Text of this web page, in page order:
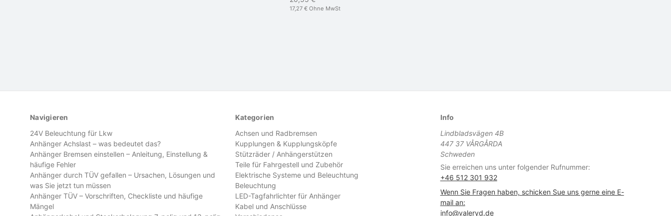
17,27 € Ohne MwSt
Navigieren
24V Beleuchtung für Lkw
Anhänger Achslast – was bedeutet das?
Anhänger Bremsen einstellen – Anleitung, Einstellung &
häufige Fehler
Anhänger durch TÜV gefallen – Ursachen, Lösungen und
was Sie jetzt tun müssen
Anhänger TÜV – Vorschriften, Checkliste und häufige
Mängel
Kategorien
Achsen und Radbremsen
Kupplungen & Kupplungsköpfe
Stützräder / Anhängerstützen
Teile für Fahrgestell und Zubehör
Elektrische Systeme und Beleuchtung
Beleuchtung
LED-Tagfahrlichter für Anhänger
Kabel und Anschlüsse
Info
Lindbladsvägen 4B
447 37 VÅRGÅRDA
Schweden
Sie erreichen uns unter folgender Rufnummer:
+46 512 301 932
Wenn Sie Fragen haben, schicken Sue uns gerne eine E-
mail an:
info@valeryd.de